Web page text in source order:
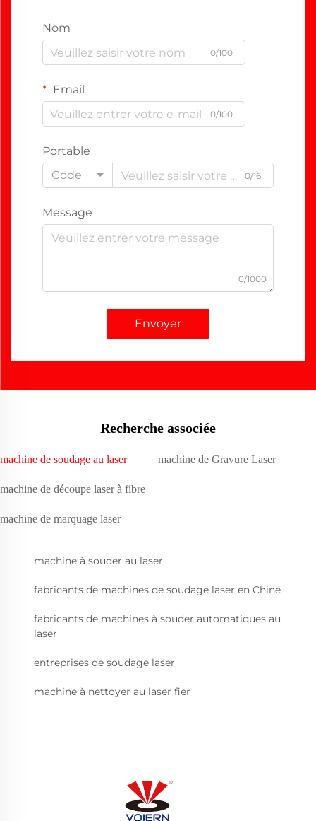
Nom
0/100
Email
0/100
Portable
Code
0/16
Message
0/1000
Envoyer
Recherche associée
machine de soudage au laser machine de Gravure Laser
machine de découpe laser à fibre
machine de marquage laser
machine à souder au laser
fabricants de machines de soudage laser en Chine
fabricants de machines à souder automatiques au
laser
entreprises de soudage laser
machine à nettoyer au laser fier